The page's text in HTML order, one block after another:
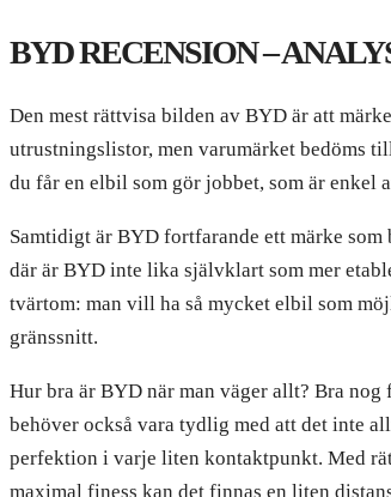
BYD RECENSION –
Den mest rättvisa bilden av BYD är att
utrustningslistor, men varumärket bedöms
du får en elbil som gör jobbet, som är enkel
Samtidigt är BYD fortfarande ett märke
där är BYD inte lika självklart som mer
tvärtom: man vill ha så mycket elbil som
gränssnitt.
Hur bra är BYD när man väger allt? Bra
behöver också vara tydlig med att det inte
perfektion i varje liten kontaktpunkt. Med
maximal finess kan det finnas en liten